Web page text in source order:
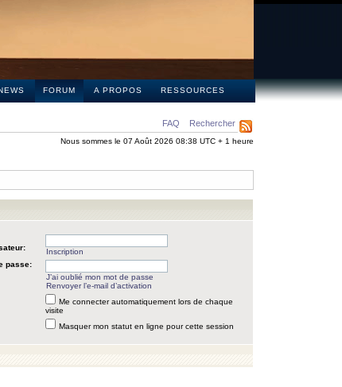
FORUM A PROPOS RESSOURCES
FAQ Rechercher
Nous sommes le 07 Août 2026 08:38 UTC + 1 heure
Inscription
passe:
J’ai oublié mon mot de passe
Renvoyer l’e-mail d’activation
Me connecter automatiquement lors de chaque
visite
Masquer mon statut en ligne pour cette session